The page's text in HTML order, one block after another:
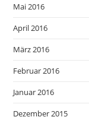
Mai 2016
April 2016
März 2016
Februar 2016
Januar 2016
Dezember 2015